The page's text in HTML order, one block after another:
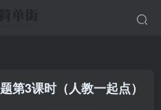
第3课时（人教一起点）